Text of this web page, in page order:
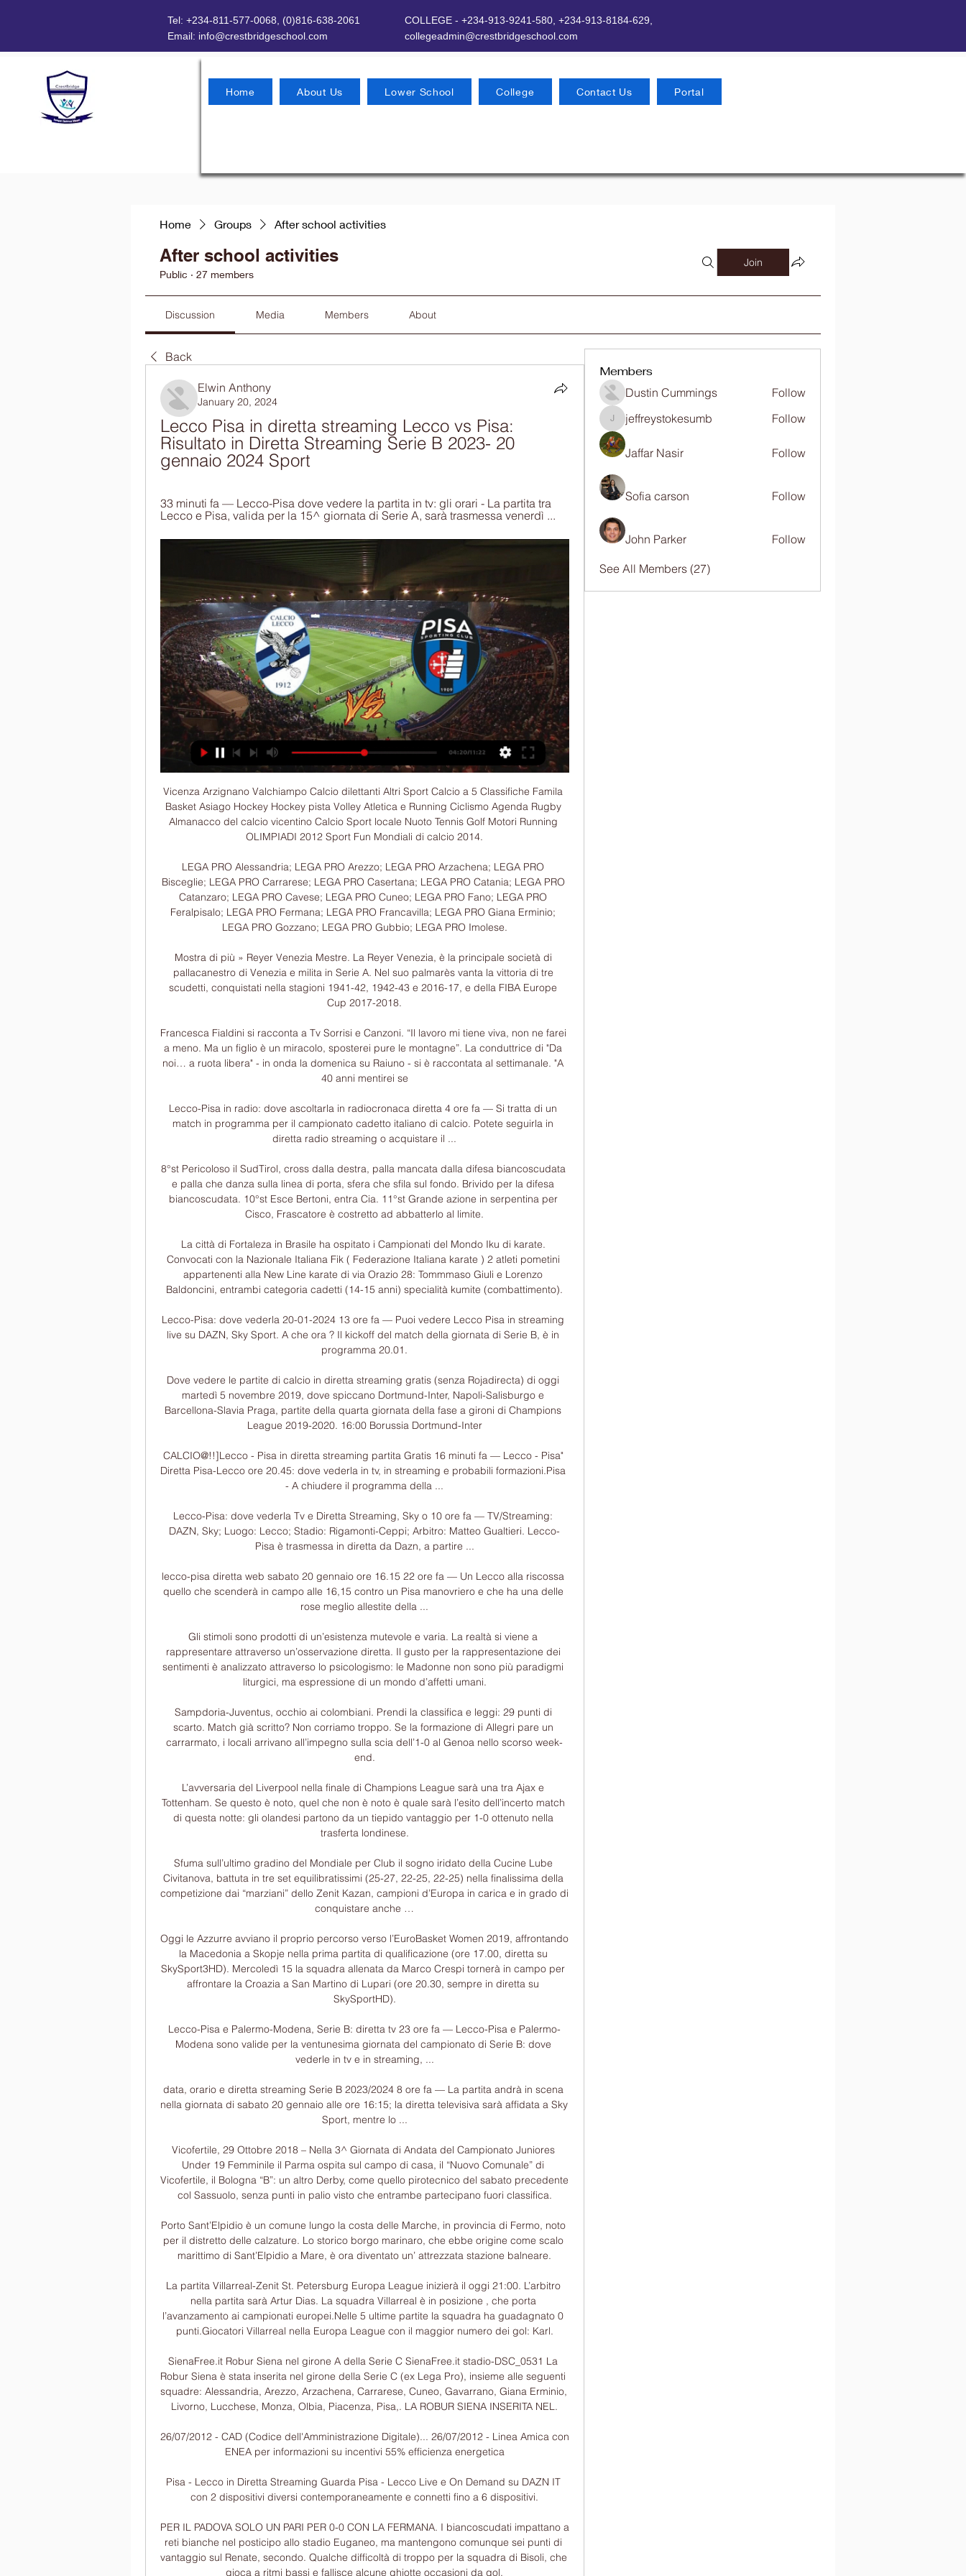
Tel: +234-811-577-0068, (0)816-638-2061
Email: info@crestbridgeschool.com
COLLEGE - +234-913-9241-580, +234-913-8184-629,
collegeadmin@crestbridgeschool.com
Home About Us Lower School College Contact Us Portal
Home Groups After school activities
After school activities
Public · 27 members
Join
Discussion Media Members About
Back
Elwin Anthony
January 20, 2024
Lecco Pisa in diretta streaming Lecco vs Pisa:
Risultato in Diretta Streaming Serie B 2023- 20
gennaio 2024 Sport
33 minuti fa — Lecco-Pisa dove vedere la partita in tv: gli orari - La partita tra
Lecco e Pisa, valida per la 15^ giornata di Serie A, sarà trasmessa venerdì ...
Vicenza Arzignano Valchiampo Calcio dilettanti Altri Sport Calcio a 5 Classifiche Famila Basket Asiago Hockey Hockey pista Volley Atletica e Running Ciclismo Agenda Rugby Almanacco del calcio vicentino Calcio Sport locale Nuoto Tennis Golf Motori Running OLIMPIADI 2012 Sport Fun Mondiali di calcio 2014.

LEGA PRO Alessandria; LEGA PRO Arezzo; LEGA PRO Arzachena; LEGA PRO Bisceglie; LEGA PRO Carrarese; LEGA PRO Casertana; LEGA PRO Catania; LEGA PRO Catanzaro; LEGA PRO Cavese; LEGA PRO Cuneo; LEGA PRO Fano; LEGA PRO Feralpisalo; LEGA PRO Fermana; LEGA PRO Francavilla; LEGA PRO Giana Erminio; LEGA PRO Gozzano; LEGA PRO Gubbio; LEGA PRO Imolese.

Mostra di più » Reyer Venezia Mestre. La Reyer Venezia, è la principale società di pallacanestro di Venezia e milita in Serie A. Nel suo palmarès vanta la vittoria di tre scudetti, conquistati nella stagioni 1941-42, 1942-43 e 2016-17, e della FIBA Europe Cup 2017-2018.

Francesca Fialdini si racconta a Tv Sorrisi e Canzoni. “Il lavoro mi tiene viva, non ne farei a meno. Ma un figlio è un miracolo, sposterei pure le montagne”. La conduttrice di "Da noi… a ruota libera" - in onda la domenica su Raiuno - si è raccontata al settimanale. "A 40 anni mentirei se

Lecco-Pisa in radio: dove ascoltarla in radiocronaca diretta 4 ore fa — Si tratta di un match in programma per il campionato cadetto italiano di calcio. Potete seguirla in diretta radio streaming o acquistare il ...

8°st Pericoloso il SudTirol, cross dalla destra, palla mancata dalla difesa biancoscudata e palla che danza sulla linea di porta, sfera che sfila sul fondo. Brivido per la difesa biancoscudata. 10°st Esce Bertoni, entra Cia. 11°st Grande azione in serpentina per Cisco, Frascatore è costretto ad abbatterlo al limite.

La città di Fortaleza in Brasile ha ospitato i Campionati del Mondo Iku di karate. Convocati con la Nazionale Italiana Fik ( Federazione Italiana karate ) 2 atleti pometini appartenenti alla New Line karate di via Orazio 28: Tommmaso Giuli e Lorenzo Baldoncini, entrambi categoria cadetti (14-15 anni) specialità kumite (combattimento).

Lecco-Pisa: dove vederla 20-01-2024 13 ore fa — Puoi vedere Lecco Pisa in streaming live su DAZN, Sky Sport. A che ora ? Il kickoff del match della giornata di Serie B, è in programma 20.01.

Dove vedere le partite di calcio in diretta streaming gratis (senza Rojadirecta) di oggi martedì 5 novembre 2019, dove spiccano Dortmund-Inter, Napoli-Salisburgo e Barcellona-Slavia Praga, partite della quarta giornata della fase a gironi di Champions League 2019-2020. 16:00 Borussia Dortmund-Inter

CALCIO@!!]Lecco - Pisa in diretta streaming partita Gratis 16 minuti fa — Lecco - Pisa" Diretta Pisa-Lecco ore 20.45: dove vederla in tv, in streaming e probabili formazioni.Pisa - A chiudere il programma della ...

Lecco-Pisa: dove vederla Tv e Diretta Streaming, Sky o 10 ore fa — TV/Streaming: DAZN, Sky; Luogo: Lecco; Stadio: Rigamonti-Ceppi; Arbitro: Matteo Gualtieri. Lecco-Pisa è trasmessa in diretta da Dazn, a partire ...

lecco-pisa diretta web sabato 20 gennaio ore 16.15 22 ore fa — Un Lecco alla riscossa quello che scenderà in campo alle 16,15 contro un Pisa manovriero e che ha una delle rose meglio allestite della ...

Gli stimoli sono prodotti di un’esistenza mutevole e varia. La realtà si viene a rappresentare attraverso un’osservazione diretta. Il gusto per la rappresentazione dei sentimenti è analizzato attraverso lo psicologismo: le Madonne non sono più paradigmi liturgici, ma espressione di un mondo d’affetti umani.

Sampdoria-Juventus, occhio ai colombiani. Prendi la classifica e leggi: 29 punti di scarto. Match già scritto? Non corriamo troppo. Se la formazione di Allegri pare un carrarmato, i locali arrivano all’impegno sulla scia dell’1-0 al Genoa nello scorso week-end.

L’avversaria del Liverpool nella finale di Champions League sarà una tra Ajax e Tottenham. Se questo è noto, quel che non è noto è quale sarà l’esito dell’incerto match di questa notte: gli olandesi partono da un tiepido vantaggio per 1-0 ottenuto nella trasferta londinese.

Sfuma sull’ultimo gradino del Mondiale per Club il sogno iridato della Cucine Lube Civitanova, battuta in tre set equilibratissimi (25-27, 22-25, 22-25) nella finalissima della competizione dai “marziani” dello Zenit Kazan, campioni d’Europa in carica e in grado di conquistare anche …

Oggi le Azzurre avviano il proprio percorso verso l’EuroBasket Women 2019, affrontando la Macedonia a Skopje nella prima partita di qualificazione (ore 17.00, diretta su SkySport3HD). Mercoledì 15 la squadra allenata da Marco Crespi tornerà in campo per affrontare la Croazia a San Martino di Lupari (ore 20.30, sempre in diretta su SkySportHD).

Lecco-Pisa e Palermo-Modena, Serie B: diretta tv 23 ore fa — Lecco-Pisa e Palermo-Modena sono valide per la ventunesima giornata del campionato di Serie B: dove vederle in tv e in streaming, ...

data, orario e diretta streaming Serie B 2023/2024 8 ore fa — La partita andrà in scena nella giornata di sabato 20 gennaio alle ore 16:15; la diretta televisiva sarà affidata a Sky Sport, mentre lo ...

Vicofertile, 29 Ottobre 2018 – Nella 3^ Giornata di Andata del Campionato Juniores Under 19 Femminile il Parma ospita sul campo di casa, il “Nuovo Comunale” di Vicofertile, il Bologna “B”: un altro Derby, come quello pirotecnico del sabato precedente col Sassuolo, senza punti in palio visto che entrambe partecipano fuori classifica.

Porto Sant’Elpidio è un comune lungo la costa delle Marche, in provincia di Fermo, noto per il distretto delle calzature. Lo storico borgo marinaro, che ebbe origine come scalo marittimo di Sant’Elpidio a Mare, è ora diventato un’ attrezzata stazione balneare.

La partita Villarreal-Zenit St. Petersburg Europa League inizierà il oggi 21:00. L’arbitro nella partita sarà Artur Dias. La squadra Villarreal è in posizione , che porta l’avanzamento ai campionati europei.Nelle 5 ultime partite la squadra ha guadagnato 0 punti.Giocatori Villarreal nella Europa League con il maggior numero dei gol: Karl.

SienaFree.it Robur Siena nel girone A della Serie C SienaFree.it stadio-DSC_0531 La Robur Siena è stata inserita nel girone della Serie C (ex Lega Pro), insieme alle seguenti squadre: Alessandria, Arezzo, Arzachena, Carrarese, Cuneo, Gavarrano, Giana Erminio, Livorno, Lucchese, Monza, Olbia, Piacenza, Pisa,. LA ROBUR SIENA INSERITA NEL.

26/07/2012 - CAD (Codice dell'Amministrazione Digitale)... 26/07/2012 - Linea Amica con ENEA per informazioni su incentivi 55% efficienza energetica

Pisa - Lecco in Diretta Streaming Guarda Pisa - Lecco Live e On Demand su DAZN IT con 2 dispositivi diversi contemporaneamente e connetti fino a 6 dispositivi.

PER IL PADOVA SOLO UN PARI PER 0-0 CON LA FERMANA. I biancoscudati impattano a reti bianche nel posticipo allo stadio Euganeo, ma mantengono comunque sei punti di vantaggio sul Renate, secondo. Qualche difficoltà di troppo per la squadra di Bisoli, che gioca a ritmi bassi e fallisce alcune ghiotte occasioni da gol.

Lecco v Pisa Pronostici, Risultati in Diretta e Quote Guarda adesso live senza annunci! Live Stream verificato legalmente. * Per guardare, devi avere un account con soldi o una scommessa ...

REGGIO AUDACE - PERGOLETTESE: LA TERNA ARBITRALE Torna Indietro. Il sig. MARCO EMMANUELE della sez. di Pisa e' stato designato a dirigere la gara di domenica a REGGIO EMILIA. Assistenti di linea saranno il sig. MARCO CROCE e il sig.MARCO ORLANDO FERRAIOLI della sez. di Nocera Inferiore. U.S.PERGOLETTESE 1932 Srl. Home Page; Sponsor;

CINGHIE DI TRASMISSIONE CESENA. Impresaitalia ha trovato 27 aziende nella categoria cinghie di trasmissione a cesena.Per ogni azienda potrai conoscere la valutazione degli altri utenti e trovare numero di telefono, indirizzo e ogni altro riferimento.

++[Calcio-TV]4K]* Lecco-Pisa diretta tv gratis - UK.COM Pisa-Lecco dove vederla: Sky, DAZN o NOW? Canale tv, diretta streaming, formazioni.Il Bologna fa visita al Lecce nel lunch match della 14ª ...UK.COM · 21 min fa

La partita vista dai tifosi. Il Benevento Calcio conquista la terza vittoria consecutiva battendo di misura il Cittadella allo stadio “Ciro Vigorito”....

Parte da Alessandria il programma di sviluppo retail in Italia dell’insegna spagnola di abbigliamento e accessori femminili Punt Roma. Il nuovo negozio, che si estende su una superficie di 160 metri quadri, si trova nel centrale corso Roma al 34.

10:35 Trasmissioni delle sedute del Parlamento: diretta dalla Camera dei Deputati: seguito della discussione del testo unificato delle proposte di legge costituzionale: BRUNO BOSSIO; CECCANTI; BRESCIA ed altri; MELONI ed altri: Modifica all'articolo 58 della Costituzione in materia di elettorato per l'elezione del Senato della Repubblica.

Pisa in diretta streamin | Mingo Makes It Potte Group 5 ore fa — [Trasmissione in diretta**] Lecco — Pisa in diretta streaming Lecco - Pisa: diretta live Serie B Calcio 20/01/2024 20 gennaio 2024 Diretta ...

Il Milan liquida a fatica il Frosinone: 2-0 e speranze Champions ancora vive Il Milan soffre terribilmente contro il Frosinone già retrocesso ma vince grazie a Piatek e Borini: ora la Champions è possibile. Male la Fiorentina, salvo il Parma. Alle 20:30 Juventus-Atalanta e Napoli-Inter.

Brescia-Virtus Entella 4-0 Cittadella-Venezia 2-1 Hellas Verona-Spal 3-1 Parma-Udinese 3-2 Pordenone-Milan 0-1 Spezia-Cremonese 3-0 Girone B Ascoli-Lecce 3-4 Benevento-Perugia 2-1 Juve Stabia-Crotone 1-0 Pisa-Cosenza 3-1 Salernitana-Livorno 1-2 Trapani-Frosinone 1-0 B) DECISIONI DEL GIUDICE SPORTIVO Il Giudice Sportivo avv.

Confcommercio Nuoro Ogliastra e la collaborazione della SAF- Scuola di Arte Floreale Eventi Fioriti Calabria e Sardegna organizza per i prossimi 25 e 26 novembre 2019, dalle ore 9.00 alle 18.00 a Nuor...

Cagliari in cerca di riscatto, dopo il sorprendente ko casalingo contro il Brescia nella prima di campionato. Ed è ancora match amarcord: dopo la sfida a Cellino, infatti, arriva quella all'Inter di Barella, che anche
Members
Dustin Cummings Follow
jeffreystokesumb
jeffreystokesumb Follow
Jaffar Nasir Follow
Sofia carson Follow
John Parker Follow
See All Members (27)